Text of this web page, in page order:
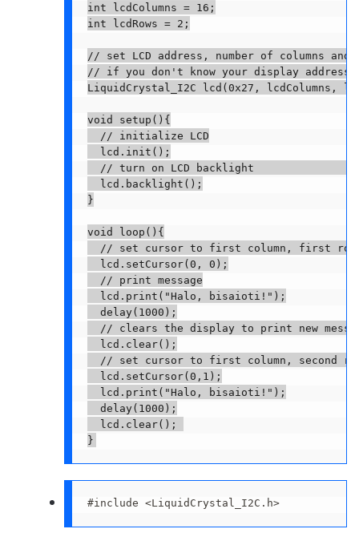
int lcdColumns = 16 ;
int lcdRows = 2 ;
// set LCD address, number of columns and
// if you don't know your display address,
LiquidCrystal_I2C lcd (0x27 , lcdColumns ,
void setup ( ) {
// initialize LCD
  lcd
. init ( ) ;
// turn on LCD
  lcd
. backlight ( ) ;
}
void loop ( ) {
// set cursor to first column, first row
  lcd
. setCursor(0 , 0 ) ;
// print message
  lcd
. print ( "Halo, bisaioti!" ) ;
delay( 1000 ) ;
// clears the display to print new
  lcd
. clear( ) ;
// set cursor to first column, second
  lcd
. setCursor(0 , 1 ) ;
  lcd
. print ( "Halo, bisaioti!" ) ;
delay( 1000 ) ;
  lcd
. clear( ) ;
}
#include <LiquidCrystal_I2C.h>